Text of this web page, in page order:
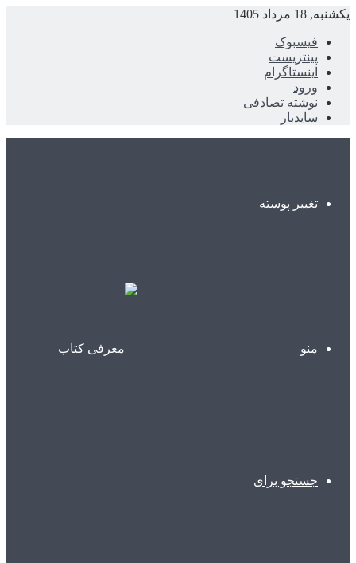
یکشنبه, 18 مرداد 1405
فیسبوک
پینتریست
اینستاگرام
ورود
نوشته تصادفی
سایدبار
تغییر پوسته
منو
جستجو برای